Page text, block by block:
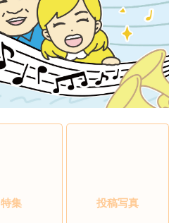
特集 投稿写真